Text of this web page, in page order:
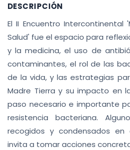
DESCRIPCIÓN
El II Encuentro Intercontinental
Salud' fue el espacio para
y la medicina, el uso de
contaminantes, el rol de las
de la vida, y las estrategias
Madre Tierra y su impacto en
paso necesario e importante
resistencia bacteriana.
recogidos y condensados
invita a tomar acciones